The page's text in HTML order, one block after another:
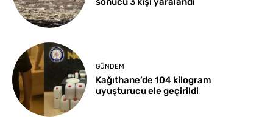
GÜNDEM
Kağıthane’de 104 kilogram
uyuşturucu ele geçirildi